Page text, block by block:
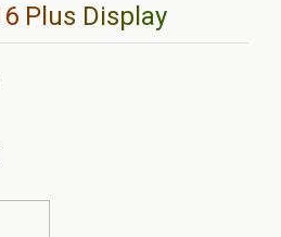
Plus Display